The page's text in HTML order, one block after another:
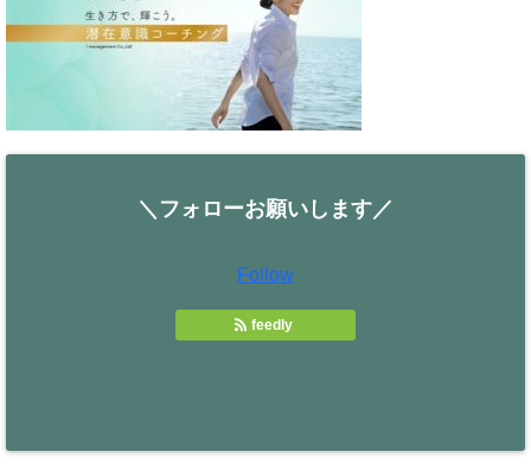
＼フォローお願いします／
Follow
feedly